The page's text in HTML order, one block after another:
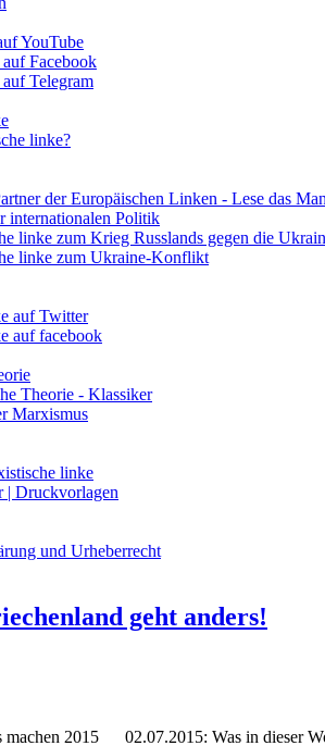
YouTube
Facebook
Telegram
linke?
der Europäischen Linken - Lese das
internationalen Politik
linke zum Krieg Russlands gegen die
linke zum Ukraine-Konflikt
auf Twitter
auf facebook
Theorie - Klassiker
Marxismus
linke
| Druckvorlagen
und Urheberrecht
geht anders!
02.07.2015: Was in dieser